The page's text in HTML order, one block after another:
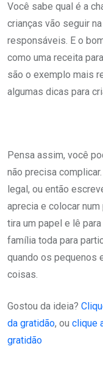
Você sabe qual é a
crianças vão seguir
responsáveis. E o
como uma receita
são o exemplo mais
algumas dicas para
Pensa assim, você
não precisa
legal, ou então
aprecia e colocar
tira um papel e lê
família toda para
quando os pequenos
coisas.
Gostou da ideia?
da gratidão, ou clique
gratidão